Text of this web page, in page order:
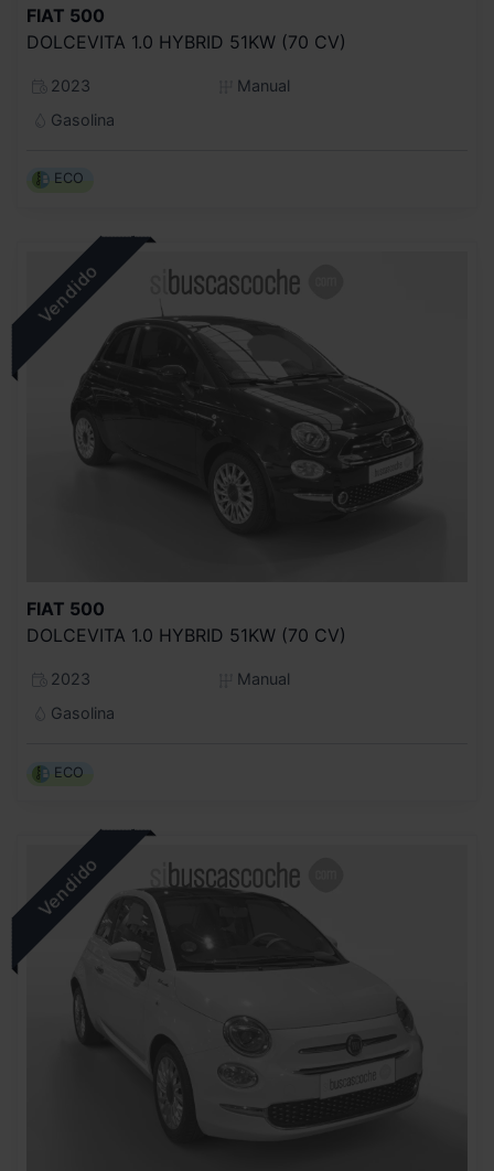
FIAT 500
DOLCEVITA 1.0 HYBRID 51KW (70 CV)
2023
Manual
Gasolina
ECO
FIAT 500
DOLCEVITA 1.0 HYBRID 51KW (70 CV)
2023
Manual
Gasolina
ECO